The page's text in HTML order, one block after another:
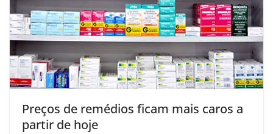
Preços de remédios ficam mais caros a
partir de hoje